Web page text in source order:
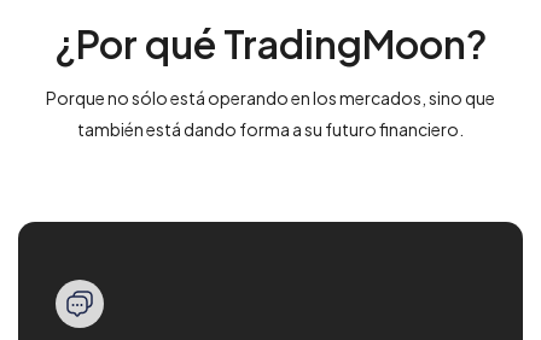
¿Por qué TradingMoon?
Porque no sólo está operando en los mercados, sino que
también está dando forma a su futuro financiero.